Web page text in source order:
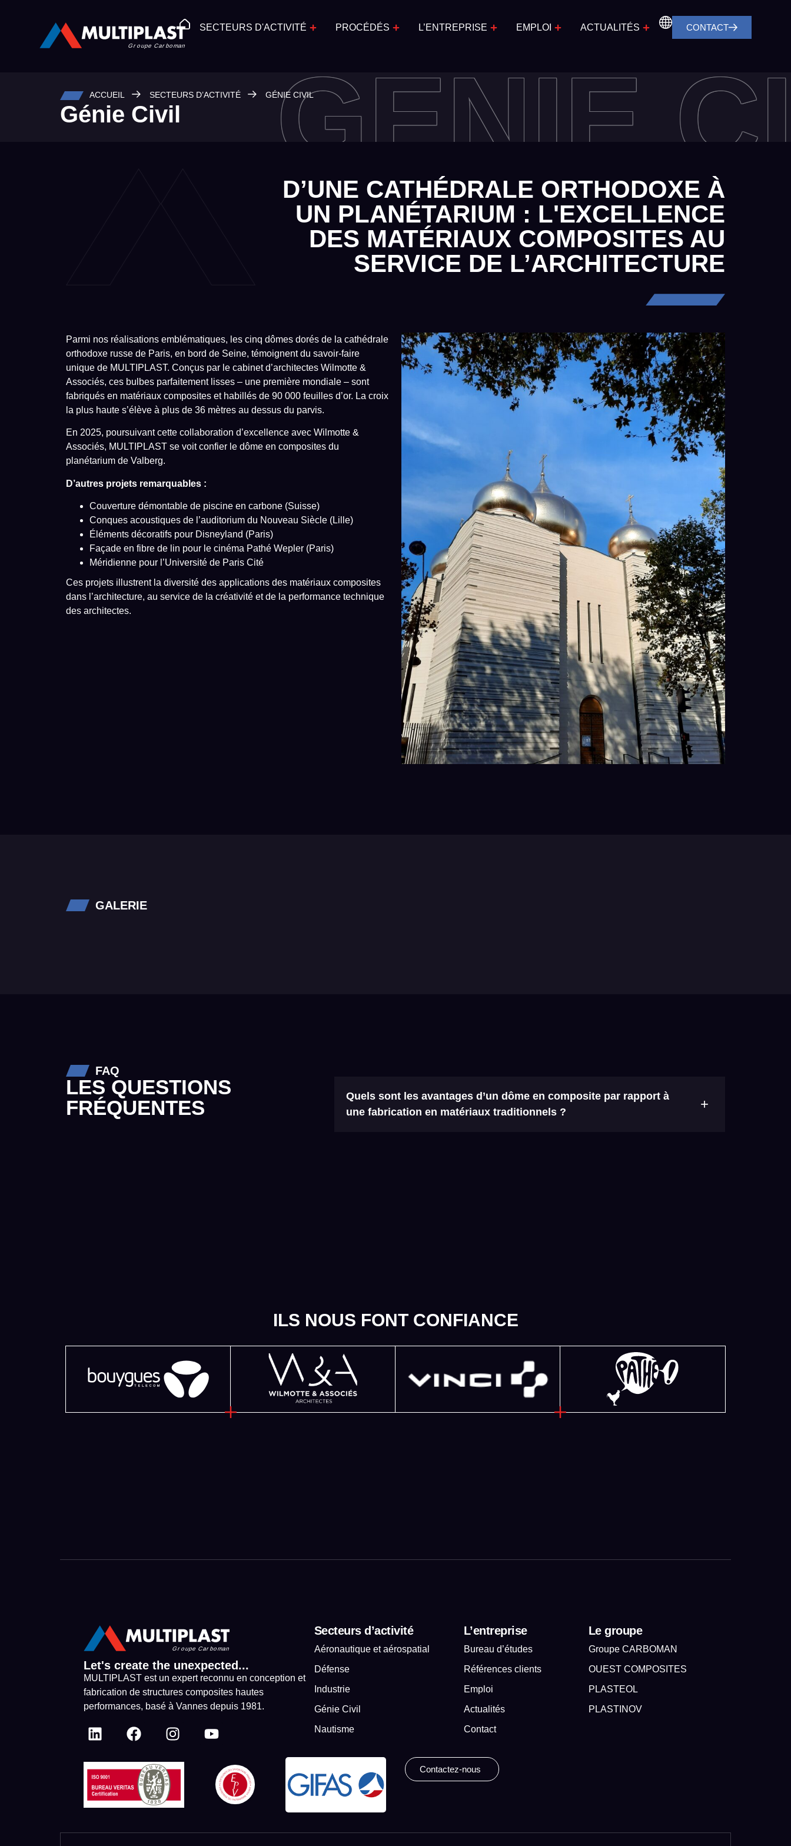
SECTEURS D'ACTIVITÉ PROCÉDÉS L’ENTREPRISE EMPLOI ACTUALITÉS CONTACT
ACCUEIL SECTEURS D’ACTIVITÉ GÉNIE CIVIL
Génie Civil GÉNIE
D’UNE CATHÉDRALE ORTHODOXE À
UN PLANÉTARIUM : L'EXCELLENCE
DES MATÉRIAUX COMPOSITES AU
SERVICE DE L’ARCHITECTURE
Parmi nos réalisations emblématiques, les cinq dômes dorés de la cathédrale
orthodoxe russe de Paris, en bord de Seine, témoignent du savoir-faire
unique de MULTIPLAST. Conçus par le cabinet d’architectes Wilmotte &
Associés, ces bulbes parfaitement lisses – une première mondiale – sont
fabriqués en matériaux composites et habillés de 90 000 feuilles d’or. La croix
la plus haute s’élève à plus de 36 mètres au dessus du parvis.
En 2025, poursuivant cette collaboration d’excellence avec Wilmotte &
Associés, MULTIPLAST se voit confier le dôme en composites du
planétarium de Valberg.
D’autres projets remarquables :
Couverture démontable de piscine en carbone (Suisse)
Conques acoustiques de l’auditorium du Nouveau Siècle (Lille)
Éléments décoratifs pour Disneyland (Paris)
Façade en fibre de lin pour le cinéma Pathé Wepler (Paris)
Méridienne pour l’Université de Paris Cité
Ces projets illustrent la diversité des applications des matériaux composites
dans l’architecture, au service de la créativité et de la performance technique
des architectes.
GALERIE
FAQ
LES QUESTIONS
FRÉQUENTES
Quels sont les avantages d’un dôme en composite par rapport à
une fabrication en matériaux traditionnels ?
+
ILS NOUS FONT CONFIANCE
Let's create the unexpected...
MULTIPLAST est un expert reconnu en conception et
fabrication de structures composites hautes
performances, basé à Vannes depuis 1981.
Secteurs d’activité
Aéronautique et aérospatial
Défense
Industrie
Génie Civil
Nautisme
L’entreprise
Bureau d’études
Références clients
Emploi
Actualités
Contact
Le groupe
Groupe CARBOMAN
OUEST COMPOSITES
PLASTEOL
PLASTINOV
Contactez-nous